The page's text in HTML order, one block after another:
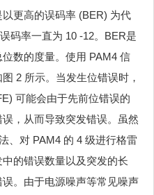
更高的误码率 (BER) 为代
码率一直为 10 -12。BER是
数的度量。使用 PAM4 信
2 所示。当发生位错误时，
可能会由于先前位错误的
，从而导致突发错误。虽然
、对 PAM4 的 4 级进行格雷
的错误数量以及突发的长
。由于电源噪声等常见噪声